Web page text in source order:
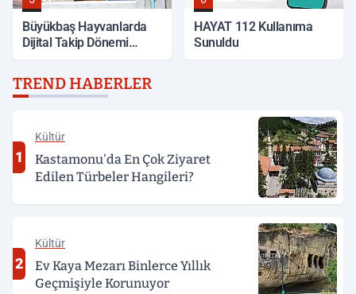
Büyükbaş Hayvanlarda
Dijital Takip Dönemi
HAYAT 112 Kullanıma
Sunuldu
TREND HABERLER
1
Kültür
Kastamonu'da En Çok Ziyaret
Edilen Türbeler Hangileri?
2
Kültür
Ev Kaya Mezarı Binlerce Yıllık
Geçmişiyle Korunuyor